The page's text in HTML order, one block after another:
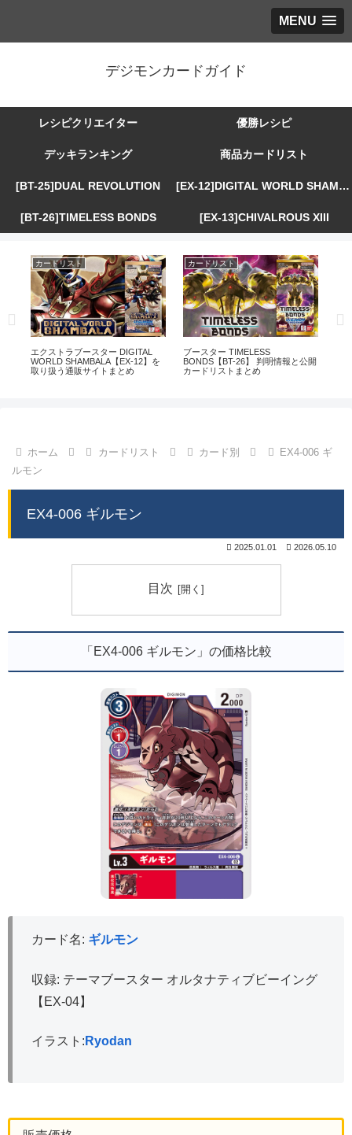
MENU
デジモンカードガイド
レシピクリエイター 優勝レシピ
デッキランキング 商品カードリスト
[BT-25]DUAL REVOLUTION [EX-12]DIGITAL WORLD SHAMBALA
[BT-26]TIMELESS BONDS [EX-13]CHIVALROUS XIII
カードリスト
エクストラブースター DIGITAL
WORLD SHAMBALA【EX-12】を
取り扱う通販サイトまとめ
カードリスト
ブースター TIMELESS
BONDS【BT-26】 判明情報と公開
カードリストまとめ
ホーム カードリスト カード別
EX4-006 ギ
ルモン
EX4-006 ギルモン
2025.01.01 2026.05.10
目次
「EX4-006 ギルモン」の価格比較
カード名: ギルモン
収録: テーマブースター オルタナティブビーイング
【EX-04】
イラスト: Ryodan